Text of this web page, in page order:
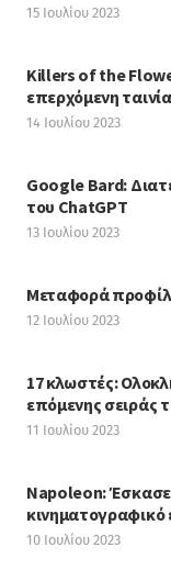
15 Ιουλίου 2023
Killers of the
επερχόμενη
14 Ιουλίου 2023
Google Bard:
του ChatGPT
13 Ιουλίου 2023
Μεταφορά
12 Ιουλίου 2023
17 κλωστές:
επόμενης σειράς
11 Ιουλίου 2023
Napoleon:
κινηματογραφικό
10 Ιουλίου 2023